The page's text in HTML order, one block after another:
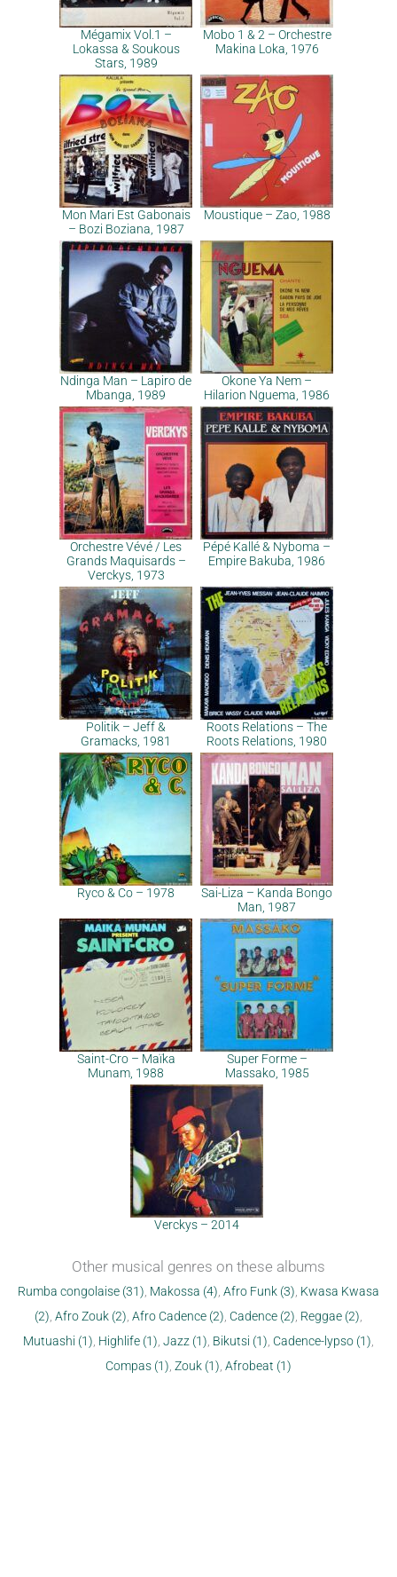
Mégamix Vol.1 –
Lokassa & Soukous
Stars, 1989
Mobo 1 & 2 – Orchestre
Makina Loka, 1976
Mon Mari Est Gabonais
– Bozi Boziana, 1987
Moustique – Zao, 1988
Ndinga Man – Lapiro de
Mbanga, 1989
Okone Ya Nem –
Hilarion Nguema, 1986
Orchestre Vévé / Les
Grands Maquisards –
Verckys, 1973
Pépé Kallé & Nyboma –
Empire Bakuba, 1986
Politik – Jeff &
Gramacks, 1981
Roots Relations – The
Roots Relations, 1980
Ryco & Co – 1978
Sai-Liza – Kanda Bongo
Man, 1987
Saint-Cro – Maïka
Munam, 1988
Super Forme –
Massako, 1985
Verckys – 2014
Other musical genres on these albums
Rumba congolaise (31) Makossa (4) Afro Funk (3) Kwasa Kwasa
(2) Afro Zouk (2) Afro Cadence (2) Cadence (2) Reggae (2)
Mutuashi (1) Highlife (1) Jazz (1) Bikutsi (1) Cadence-lypso (1)
Compas (1) Zouk (1) Afrobeat (1)